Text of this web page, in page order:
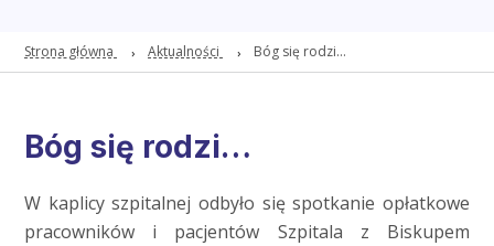
Strona główna Aktualności Bóg się rodzi…
Bóg się rodzi…
W kaplicy szpitalnej odbyło się spotkanie opłatkowe
pracowników i pacjentów Szpitala z Biskupem